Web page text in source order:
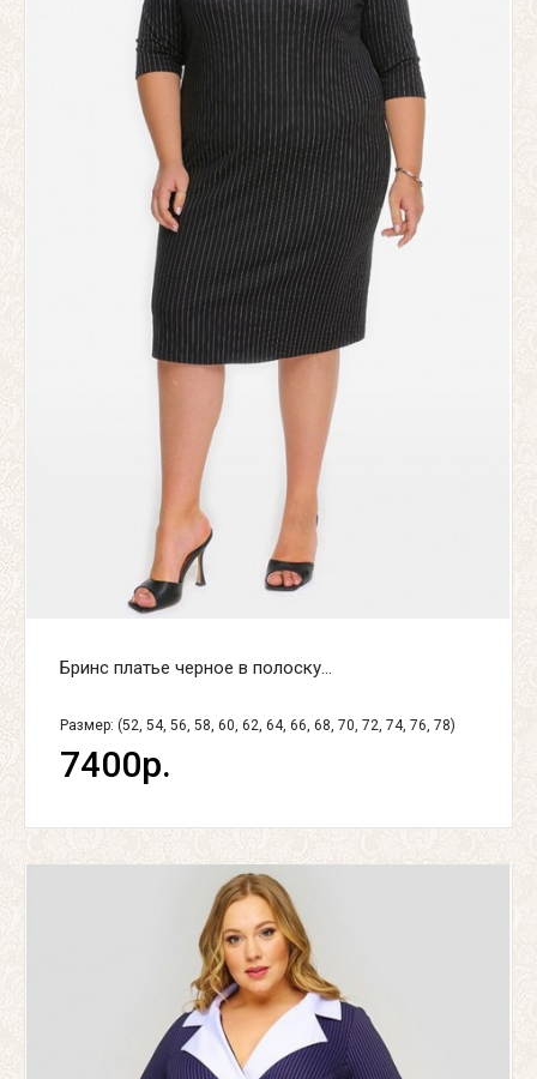
Бринс платье черное в полоску...
Размер: (52, 54, 56, 58, 60, 62, 64, 66, 68, 70, 72, 74, 76, 78)
7400р.